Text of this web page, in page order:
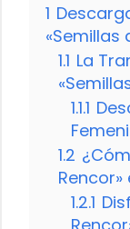
1
«Semillas
1.1 La
1.1.1
1.2
1.2.1